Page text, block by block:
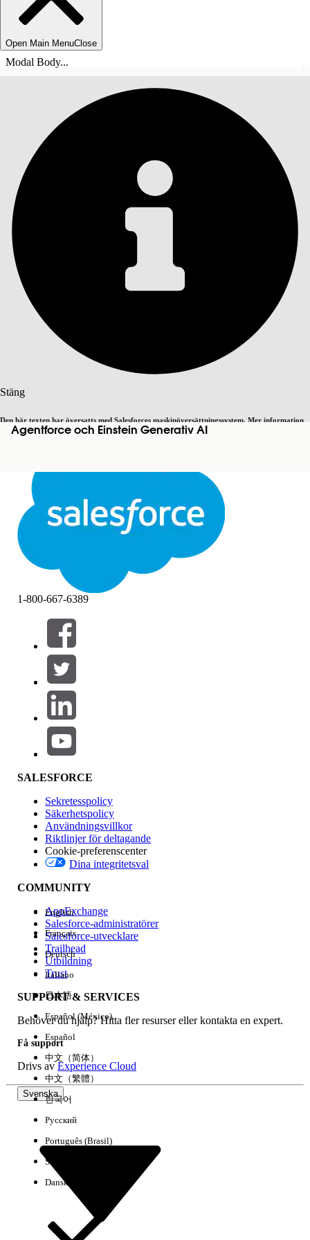
Open Main MenuClose
Modal Body...
Stäng
Den här texten har översatts med Salesforces maskinöversättningssystem. Mer information
. Byt till engelska Inte nu
StängStäng
Agentforce och Einstein Generativ AI
Innehållsförteckningar
INNEHÅLLSFÖRTECKNINGAR
Filter (0)
VÄLJ FILTER
Produktområde
Funktionspåverkan
Version
Händelse
Rensa alla Klart
1-800-667-6389
SALESFORCE
Sekretesspolicy
Säkerhetspolicy
Användningsvillkor
Riktlinjer för deltagande
Cookie-preferenscenter
Dina integritetsval
COMMUNITY
AppExchange
Salesforce-administratörer
Salesforce-utvecklare
Trailhead
Utbildning
Trust
SUPPORT & SERVICES
Behöver du hjälp? Hitta fler resurser eller kontakta en expert.
Få support
Drivs avExperience Cloud
Svenska
English
Français
Deutsch
Italiano
日本語
Español (México)
Español
中文（简体）
中文（繁體）
한국어
Русский
Português (Brasil)
Suomi
Dansk